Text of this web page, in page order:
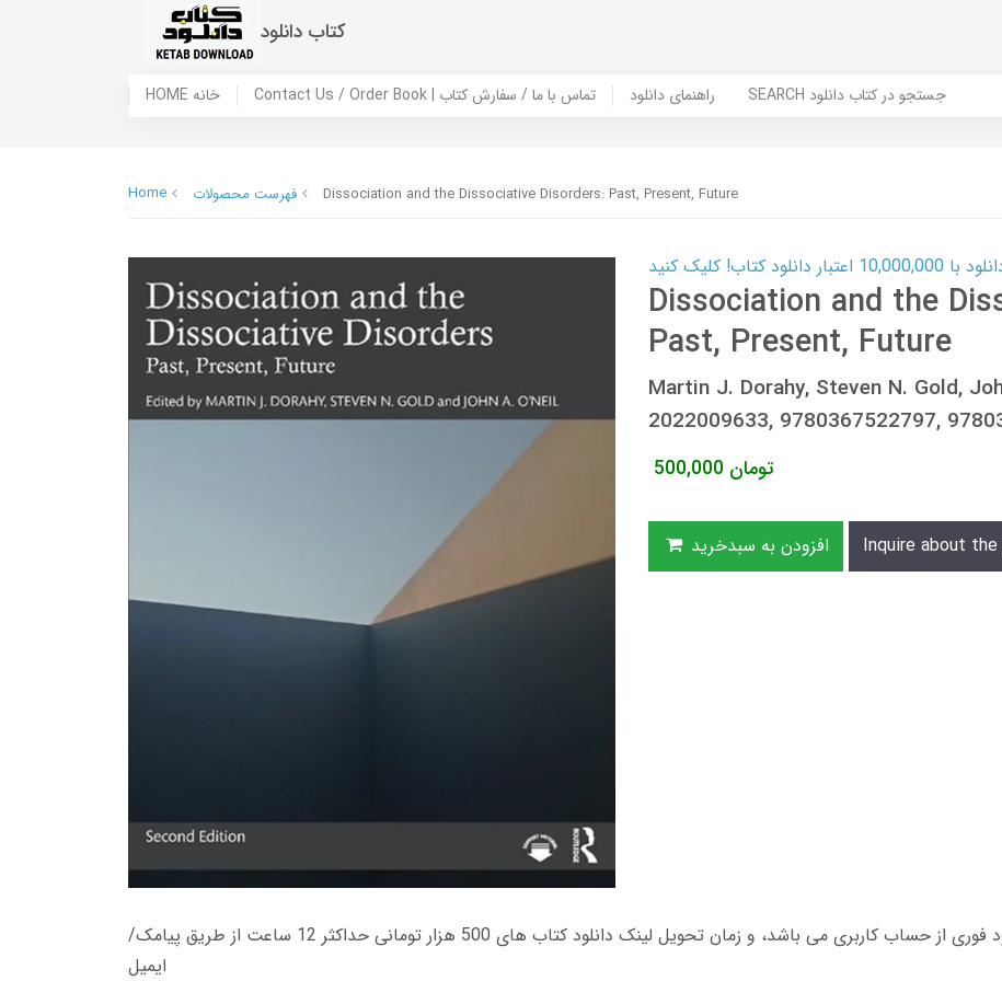
کتاب دانلود
HOME خانه Contact Us / Order Book | تماس با ما / سفارش کتاب راهنمای دانلود SEARCH جستجو در کتاب دانلود
Home فهرست محصولات Dissociation and the Dissociative Disorders: Past, Present, Future
کتاب! کلیک کنید
Dissociation and the
Past, Present, Future
Martin J. Dorahy, Steven N. Gold,
2022009633, 9780367522797,
500,000 تومان
افزودن به سبدخرید Inquire about
زمان تحویل کتاب های 600 هزار تومانی دانلود فوری از حساب کاربری می باشد، و زمان تحویل لینک دانلود کتاب های 500 هزار تومانی حداکثر 12 ساعت از طریق پیامک/
ایمیل